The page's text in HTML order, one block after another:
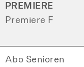
PREMIERE
Premiere F
Abo Senioren